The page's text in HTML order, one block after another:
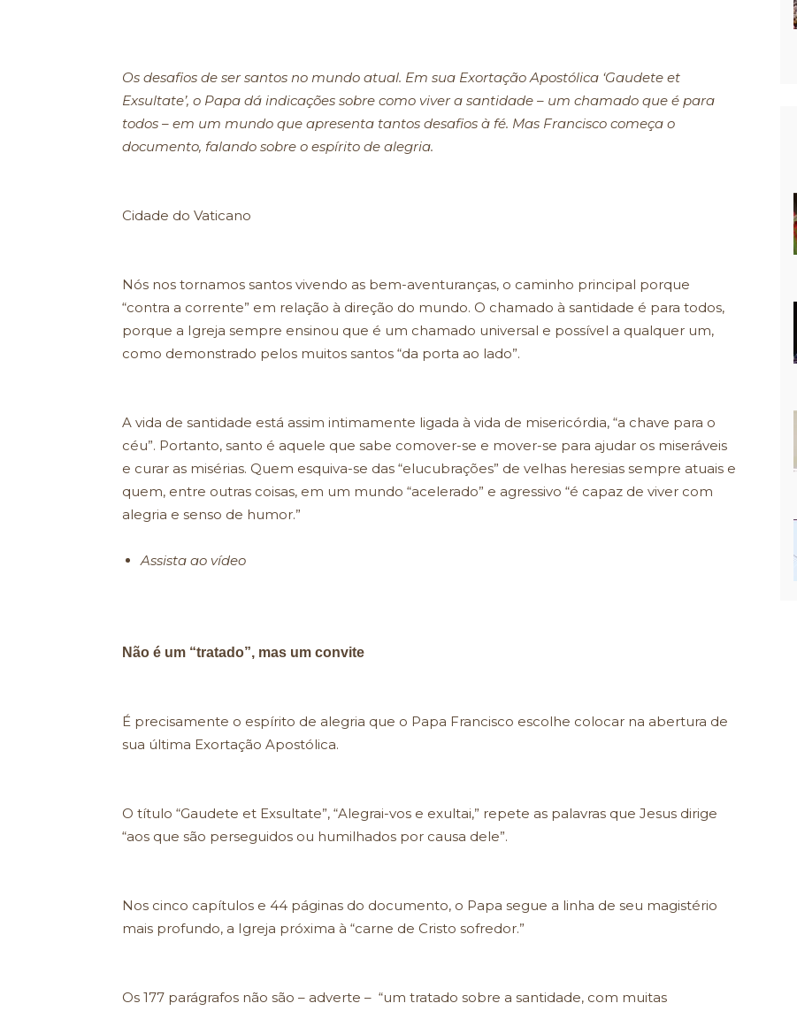
Os desafios de ser santos no mundo atual. Em sua Exortação Apostólica ‘Gaudete et
Exsultate’, o Papa dá indicações sobre como viver a santidade – um chamado que é para
todos – em um mundo que apresenta tantos desafios à fé. Mas Francisco começa o
documento, falando sobre o espírito de alegria.
Cidade do Vaticano
Nós nos tornamos santos vivendo as bem-aventuranças, o caminho principal porque
“contra a corrente” em relação à direção do mundo. O chamado à santidade é para todos,
porque a Igreja sempre ensinou que é um chamado universal e possível a qualquer um,
como demonstrado pelos muitos santos “da porta ao lado”.
A vida de santidade está assim intimamente ligada à vida de misericórdia, “a chave para o
céu”. Portanto, santo é aquele que sabe comover-se e mover-se para ajudar os miseráveis
e curar as misérias. Quem esquiva-se das “elucubrações” de velhas heresias sempre atuais e
quem, entre outras coisas, em um mundo “acelerado” e agressivo “é capaz de viver com
alegria e senso de humor.”
Assista ao vídeo
Não é um “tratado”, mas um convite
É precisamente o espírito de alegria que o Papa Francisco escolhe colocar na abertura de
sua última Exortação Apostólica.
O título “Gaudete et Exsultate”, “Alegrai-vos e exultai,” repete as palavras que Jesus dirige
“aos que são perseguidos ou humilhados por causa dele”.
Nos cinco capítulos e 44 páginas do documento, o Papa segue a linha de seu magistério
mais profundo, a Igreja próxima à “carne de Cristo sofredor.”
Os 177 parágrafos não são – adverte – “um tratado sobre a santidade, com muitas